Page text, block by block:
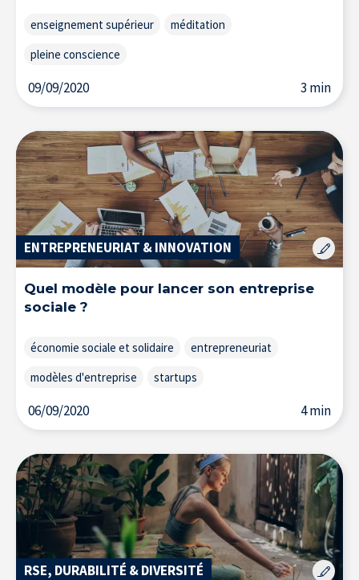
Accueil
enseignement supérieur
méditation
pleine conscience
09/09/2020 3 min
ENTREPRENEURIAT & INNOVATION
Quel modèle pour lancer son entreprise
sociale ?
économie sociale et solidaire
entrepreneuriat
modèles d'entreprise
startups
06/09/2020 4 min
RSE, DURABILITÉ & DIVERSITÉ